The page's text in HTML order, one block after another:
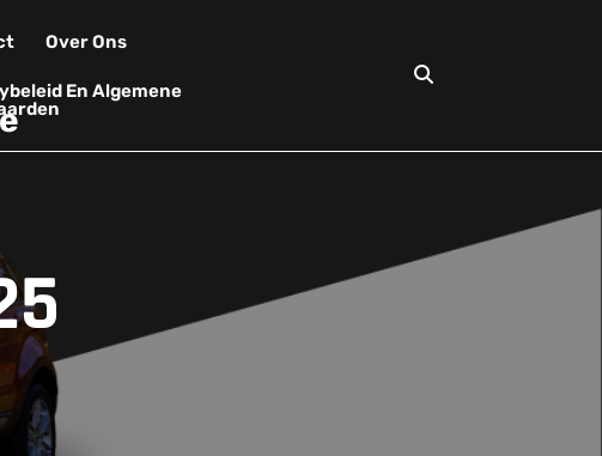
Over Ons
En Algemene